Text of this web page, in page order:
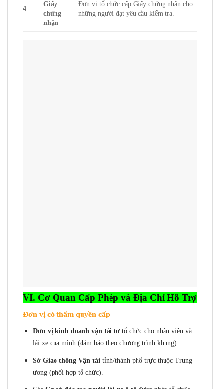
4
Giấy
chứng
nhận
Đơn vị tổ chức cấp Giấy chứng nhận cho
những người đạt yêu cầu kiểm tra.
VI. Cơ Quan Cấp Phép và Địa Chỉ Hỗ Trợ
Đơn vị có thẩm quyền cấp
Đơn vị kinh doanh vận tảitự tổ chức cho nhân viên và
lái xe của mình (đảm bảo theo chương trình khung).
Sở Giao thông Vận tải tỉnh/thành phố trực thuộc Trung
ương (phối hợp tổ chức).